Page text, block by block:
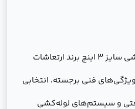
لرزه گیر آکاردئونی یک جداره جوشی سایز 3 اینچ برند ارتعاشات
فنی برجسته، انتخابی
و سیستم‌های لوله‌کشی